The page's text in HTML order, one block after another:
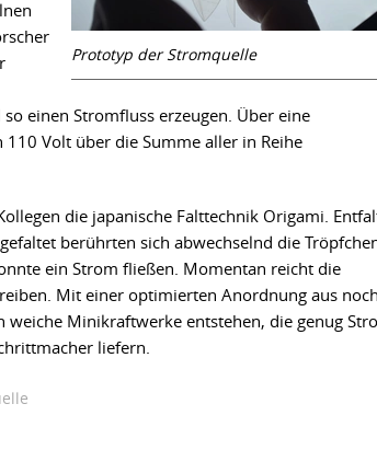
Prototyp der Stromquelle
einen Stromfluss erzeugen. Über eine
Volt über die Summe aller in Reihe
die japanische Falttechnik Origami.
berührten sich abwechselnd die
ein Strom fließen. Momentan reicht die
Mit einer optimierten Anordnung aus noch
Minikraftwerke entstehen, die genug
liefern.